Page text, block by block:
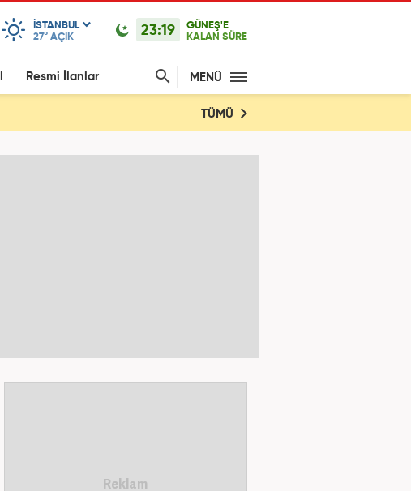
ISTANBUL
27° AÇIK 23:19
GÜNEŞ'E
KALAN SÜRE
Resmi İlanlar MENÜ
TÜMÜ